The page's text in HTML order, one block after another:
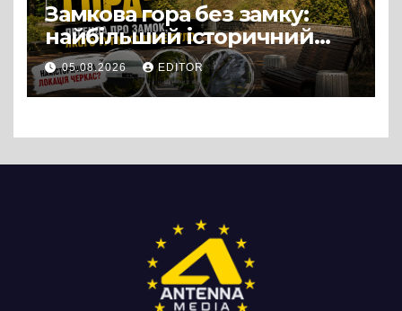
Замкова гора без замку:
найбільший історичний
міф Черкас
05.08.2026 EDITOR